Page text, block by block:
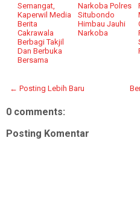
Semangat,
Kaperwil Media
Berita
Cakrawala
Berbagi Takjil
Dan Berbuka
Bersama
Narkoba Polres
Situbondo
Himbau Jauhi
Narkoba
← Posting Lebih Baru
0 comments:
Posting Komentar